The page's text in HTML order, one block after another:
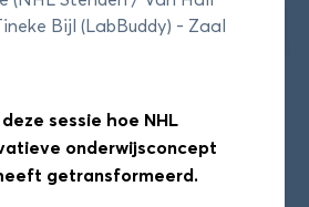
Sessieronde 2 Sessieronde 3
1
competentie? (Zaal 1.28)
Bijl (LabBuddy) - Zaal
sessie hoe NHL
onderwijsconcept
getransformeerd.